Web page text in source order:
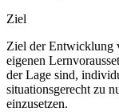
Ziel
Ziel der Entwicklung
eigenen
der Lage sind,
situationsgerecht zu
einzusetzen.